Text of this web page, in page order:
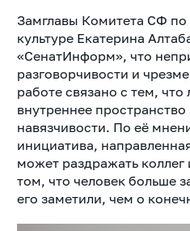
Замглавы Комитета СФ
культуре Екатерина
«СенатИнформ», что
разговорчивости и
работе связано с тем,
внутреннее
навязчивости. По её
инициатива,
может раздражать коллег
том, что человек больше
его заметили, чем о